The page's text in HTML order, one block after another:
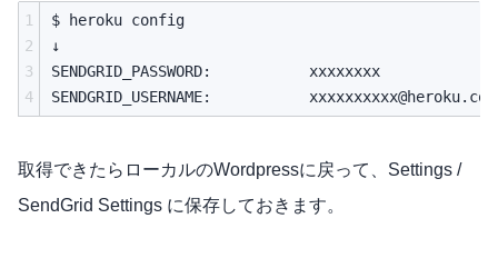
1
2
3
4
$ heroku config
↓
SENDGRID_PASSWORD:           xxxxxxxx
SENDGRID_USERNAME: xxxxxxxxxx@heroku.com
取得できたらローカルのWordpressに戻って、Settings /
SendGrid Settings に保存しておきます。